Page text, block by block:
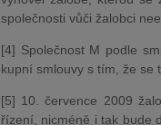
společnosti vůči žalobci
[4] Společnost M podle
kupní smlouvy s tím, že se
[5] 10. července 2009
řízení, nicméně i tak bude